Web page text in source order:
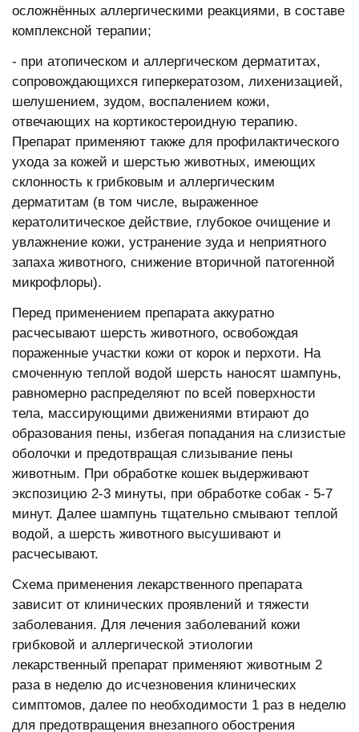
осложнённых аллергическими реакциями, в составе
комплексной терапии;
- при атопическом и аллергическом дерматитах,
сопровождающихся гиперкератозом, лихенизацией,
шелушением, зудом, воспалением кожи,
отвечающих на кортикостероидную терапию.
Препарат применяют также для профилактического
ухода за кожей и шерстью животных, имеющих
склонность к грибковым и аллергическим
дерматитам (в том числе, выраженное
кератолитическое действие, глубокое очищение и
увлажнение кожи, устранение зуда и неприятного
запаха животного, снижение вторичной патогенной
микрофлоры).
Перед применением препарата аккуратно
расчесывают шерсть животного, освобождая
пораженные участки кожи от корок и перхоти. На
смоченную теплой водой шерсть наносят шампунь,
равномерно распределяют по всей поверхности
тела, массирующими движениями втирают до
образования пены, избегая попадания на слизистые
оболочки и предотвращая слизывание пены
животным. При обработке кошек выдерживают
экспозицию 2-3 минуты, при обработке собак - 5-7
минут. Далее шампунь тщательно смывают теплой
водой, а шерсть животного высушивают и
расчесывают.
Схема применения лекарственного препарата
зависит от клинических проявлений и тяжести
заболевания. Для лечения заболеваний кожи
грибковой и аллергической этиологии
лекарственный препарат применяют животным 2
раза в неделю до исчезновения клинических
симптомов, далее по необходимости 1 раз в неделю
для предотвращения внезапного обострения